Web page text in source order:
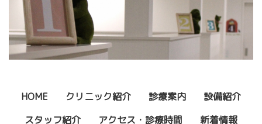
HOME クリニック紹介 診療案内
設備紹介
スタッフ紹介
アクセス・診療時間 新着情報